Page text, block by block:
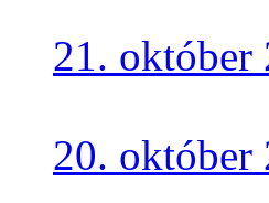
21. október
20. október